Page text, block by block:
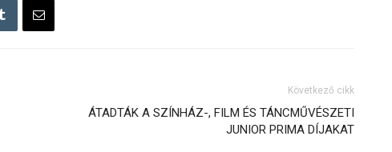
Következő cikk
ÁTADTÁK A SZÍNHÁZ-, FILM ÉS TÁNCMŰVÉSZETI
JUNIOR PRIMA DÍJAKAT